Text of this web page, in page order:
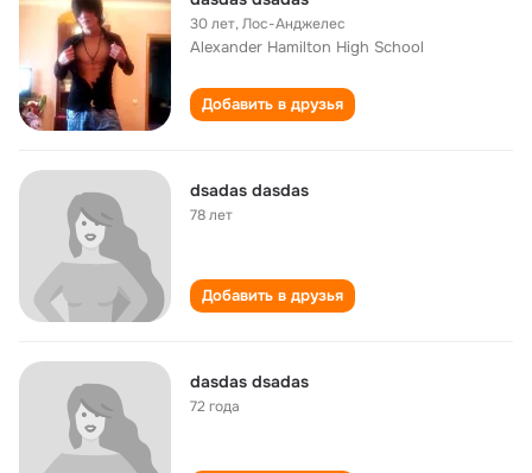
30 лет,Лос-Анджелес
Alexander Hamilton High School
Добавить в друзья
dsadas dasdas
78 лет
Добавить в друзья
dasdas dsadas
72 года